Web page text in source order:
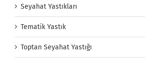
Seyahat Yastıkları
Tematik Yastık
Toptan Seyahat Yastığı